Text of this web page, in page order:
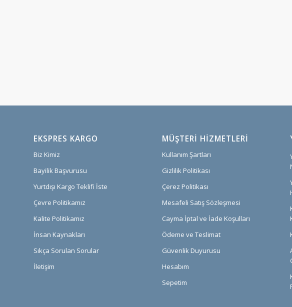
EKSPRES KARGO
Biz Kimiz
Bayilik Başvurusu
Yurtdışı Kargo Teklifi İste
Çevre Politikamız
Kalite Politikamız
İnsan Kaynakları
Sıkça Sorulan Sorular
İletişim
MÜŞTERI HIZMETLERI
Kullanım Şartları
Gizlilik Politikası
Çerez Politikası
Mesafeli Satış Sözleşmesi
Cayma İptal ve İade Koşulları
Ödeme ve Teslimat
Güvenlik Duyurusu
Hesabım
Sepetim